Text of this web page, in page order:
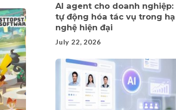
AI agent cho doanh nghiệp:
tự động hóa tác vụ trong
nghệ hiện đại
July 22, 2026